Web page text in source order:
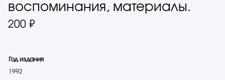
воспоминания, материалы.
200 ₽
Год издания
1992